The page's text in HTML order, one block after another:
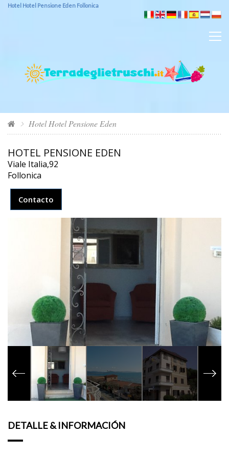
Hotel Hotel Pensione Eden Follonica
Hotel Hotel Pensione Eden
HOTEL PENSIONE EDEN
Viale Italia,92
Follonica
Contacto
DETALLE & INFORMACIÓN